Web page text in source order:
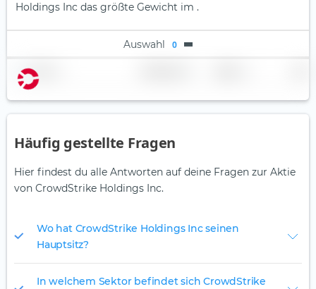
Holdings Inc das größte Gewicht im .
Auswahl 0
Name
Häufig gestellte Fragen
Hier findest du alle Antworten auf deine Fragen zur Aktie
von CrowdStrike Holdings Inc.
Wo hat CrowdStrike Holdings Inc seinen
Hauptsitz?
In welchem Sektor befindet sich CrowdStrike